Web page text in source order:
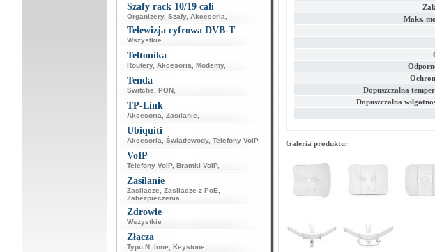
Szafy rack 10/19 cali
Organizery, Szafy, Akcesoria
Telewizja cyfrowa DVB-T
Wszystkie
Teltonika
Routery, Akcesoria Modemy,
Tenda
Switche PON,
TP-Link
Akcesoria Zasilanie
Ubiquiti
Akcesoria Światłowody, Telefony VoIP,
VoIP
Telefony VoIP, Bramki VoIP,
Zasilanie
Zasilacze Zasilacze z PoE
Zabezpieczenia
Zdrowie
Wszystkie
Złącza
Typu N, Inne Keystone
Maks.
Dopuszczalna
Dopuszczalna
Galeria produktu: